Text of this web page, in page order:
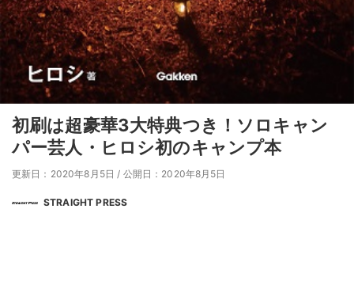
初刷は超豪華3大特典つき！ソロキャン
パー芸人・ヒロシ初のキャンプ本
更新日：2020年8月5日 / 公開日：2020年8月5日
STRAIGHT PRESS